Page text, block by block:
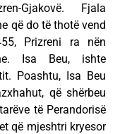
Gjakovë. Fjala
që do të thotë vend
Prizreni ra nën
Isa Beu, ishte
Poashtu, Isa Beu
që shërbeu
të Perandorisë
që mjeshtri kryesor